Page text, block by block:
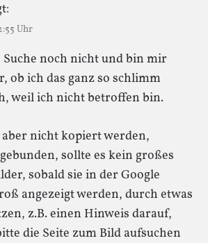
Uhr
Suche noch nicht und bin mir
ob ich das ganz so schlimm
weil ich nicht betroffen bin.
nicht kopiert werden,
sollte es kein großes
sobald sie in der Google
angezeigt werden, durch etwas
z.B. einen Hinweis darauf,
die Seite zum Bild aufsuchen